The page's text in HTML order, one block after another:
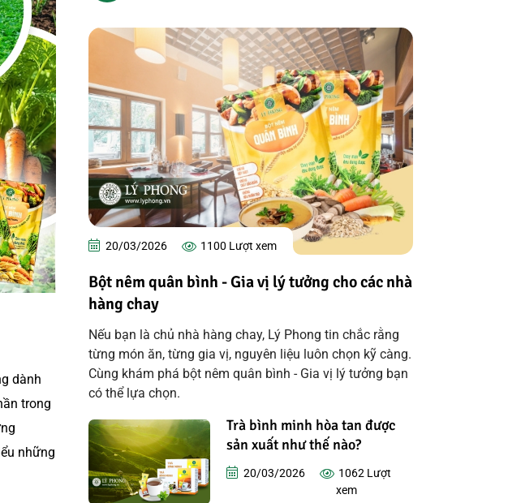
dành
trong
những
Bột nêm quân bình - Gia vị lý tưởng cho các nhà
hàng chay
20/03/2026 1100 Lượt xem
Nếu bạn là chủ nhà hàng chay, Lý Phong tin chắc rằng
từng món ăn, từng gia vị, nguyên liệu luôn chọn kỹ càng.
Cùng khám phá bột nêm quân bình - Gia vị lý tưởng bạn
có thể lựa chọn.
Trà bình minh hòa tan được
sản xuất như thế nào?
20/03/2026 1062 Lượt
xem